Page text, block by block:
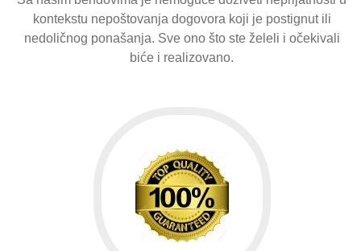
kontekstu nepoštovanja dogovora koji je postignut ili
nedoličnog ponašanja. Sve ono što ste želeli i očekivali
biće i realizovano.